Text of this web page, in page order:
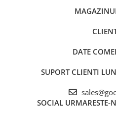
DATE
SUPORT CLIENTI
SOCIAL URMARESTE-